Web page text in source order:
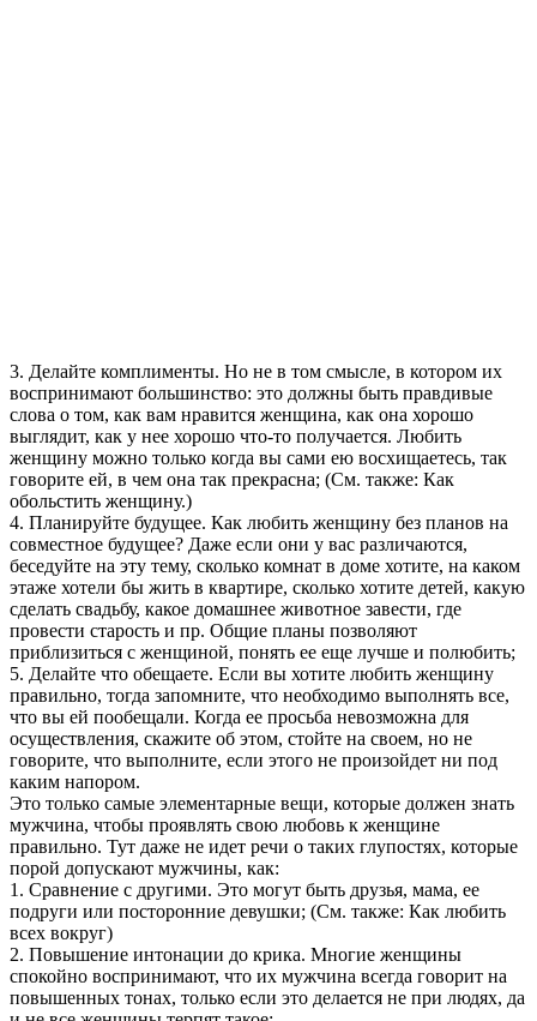
3. Делайте комплименты. Но не в том смысле, в котором их
воспринимают большинство: это должны быть правдивые
слова о том, как вам нравится женщина, как она хорошо
выглядит, как у нее хорошо что-то получается. Любить
женщину можно только когда вы сами ею восхищаетесь, так
говорите ей, в чем она так прекрасна; (См. также: Как
обольстить женщину.)
4. Планируйте будущее. Как любить женщину без планов на
совместное будущее? Даже если они у вас различаются,
беседуйте на эту тему, сколько комнат в доме хотите, на каком
этаже хотели бы жить в квартире, сколько хотите детей, какую
сделать свадьбу, какое домашнее животное завести, где
провести старость и пр. Общие планы позволяют
приблизиться с женщиной, понять ее еще лучше и полюбить;
5. Делайте что обещаете. Если вы хотите любить женщину
правильно, тогда запомните, что необходимо выполнять все,
что вы ей пообещали. Когда ее просьба невозможна для
осуществления, скажите об этом, стойте на своем, но не
говорите, что выполните, если этого не произойдет ни под
каким напором.
Это только самые элементарные вещи, которые должен знать
мужчина, чтобы проявлять свою любовь к женщине
правильно. Тут даже не идет речи о таких глупостях, которые
порой допускают мужчины, как:
1. Сравнение с другими. Это могут быть друзья, мама, ее
подруги или посторонние девушки; (См. также: Как любить
всех вокруг)
2. Повышение интонации до крика. Многие женщины
спокойно воспринимают, что их мужчина всегда говорит на
повышенных тонах, только если это делается не при людях, да